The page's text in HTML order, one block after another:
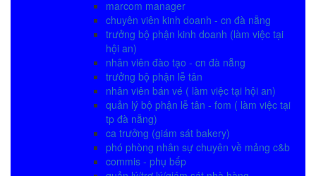
marcom manager
chuyên viên kinh doanh - cn đà nẵng
trưởng bộ phận kinh doanh (làm việc tại
hội an)
nhân viên đào tạo - cn đà nẵng
trưởng bộ phận lễ tân
nhân viên bán vé ( làm việc tại hội an)
quản lý bộ phận lễ tân - fom ( làm việc tại
tp đà nẵng)
ca trưởng (giám sát bakery)
phó phòng nhân sự chuyên về mảng c&b
commis - phụ bếp